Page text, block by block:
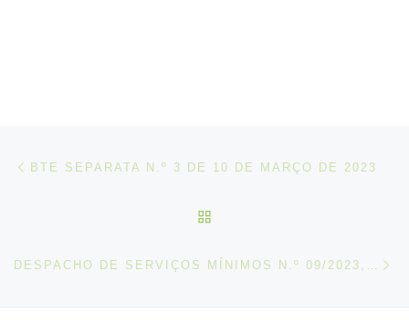
Post navigation
BTE SEPARATA N.º 3 DE 10 DE MARÇO DE 2023